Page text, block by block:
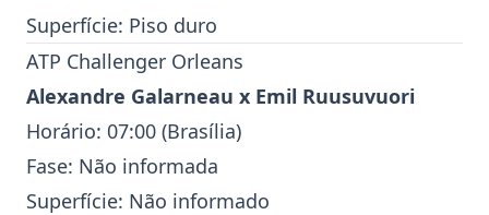
Superfície: Piso duro
ATP Challenger Orleans
Alexandre Galarneau x Emil Ruusuvuori
Horário: 07:00 (Brasília)
Fase: Não informada
Superfície: Não informado